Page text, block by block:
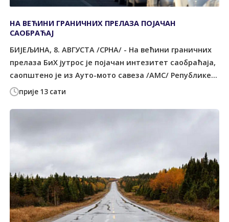
прије 13 сати
НА ВЕЋИНИ ГРАНИЧНИХ ПРЕЛАЗА ПОЈАЧАН
САОБРАЋАЈ
БИЈЕЉИНА, 8. АВГУСТА /СРНА/ - На већини граничних
прелаза БиХ јутрос је појачан интезитет саобраћаја,
саопштено је из Ауто-мото савеза /АМС/ Републике...